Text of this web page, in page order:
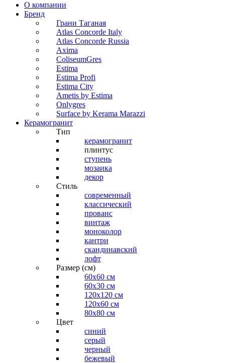
О компании
Бренд
Грани Таганая
Atlas Concorde Italy
Atlas Concorde Russia
Axima
ColiseumGres
Estima
Estima Profi
Estima City
Ametis by Estima
Onlygres
Surface by Kerama Marazzi
Керамогранит
Тип
керамогранит
плинтус
ступень
мозаика
декор
Стиль
современный
классический
прованс
винтаж
моноколор
кантри
скандинавский
лофт
Размер (см)
60х60 см
60x30 см
120x120 см
120x60 см
80x80 см
Цвет
синий
серый
черный
бежевый